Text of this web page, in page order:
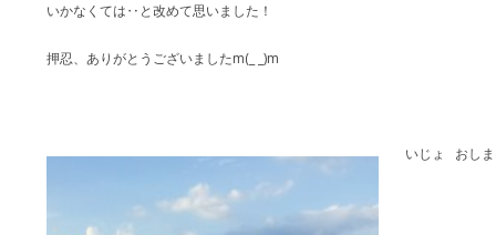
いかなくては‥と改めて思いました！
押忍、ありがとうございましたm(_ _)m
いじょ おし